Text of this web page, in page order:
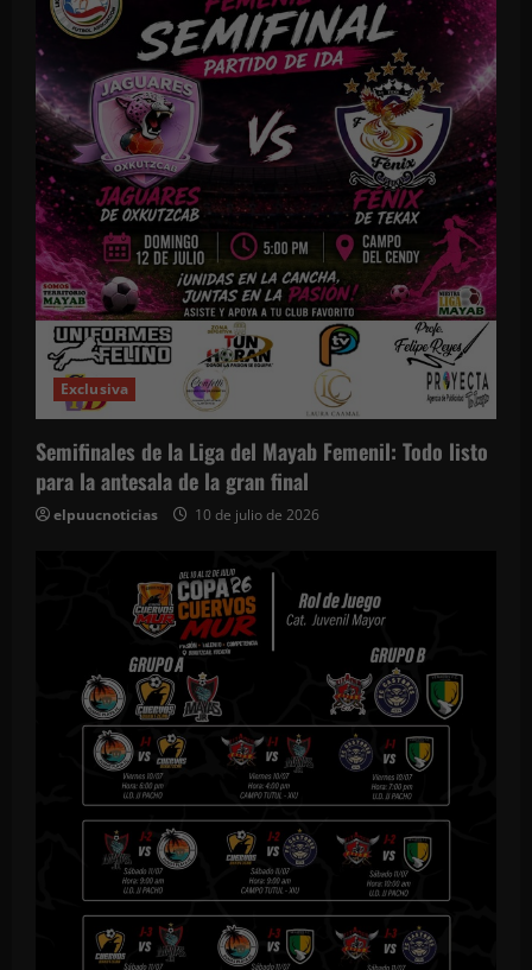
Exclusiva
Semifinales de la Liga del Mayab Femenil: Todo listo
para la antesala de la gran final
elpuucnoticias 10 de julio de 2026